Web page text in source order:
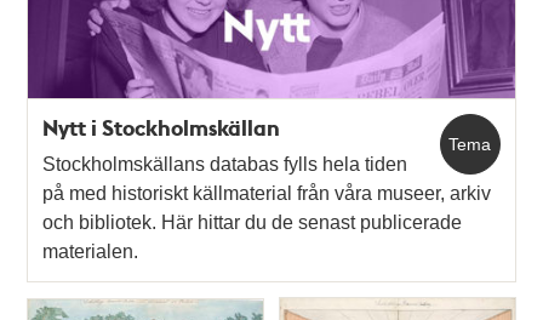
Tema
Nytt i Stockholmskällan
Stockholmskällans databas fylls hela tiden
på med historiskt källmaterial från våra museer, arkiv
och bibliotek. Här hittar du de senast publicerade
materialen.